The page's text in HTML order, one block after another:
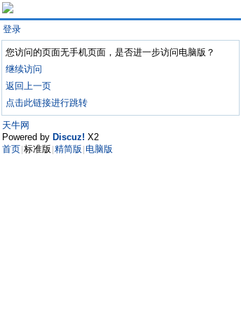
登录
您访问的页面无手机页面，是否进一步访问电脑版？
继续访问
返回上一页
点击此链接进行跳转
天牛网
Powered by Discuz! X2
首页 标准版 精简版 电脑版